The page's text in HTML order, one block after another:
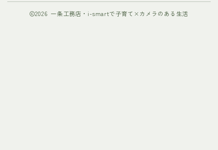
2026 一条工務店・i-smartで子育て×カメラのある生活